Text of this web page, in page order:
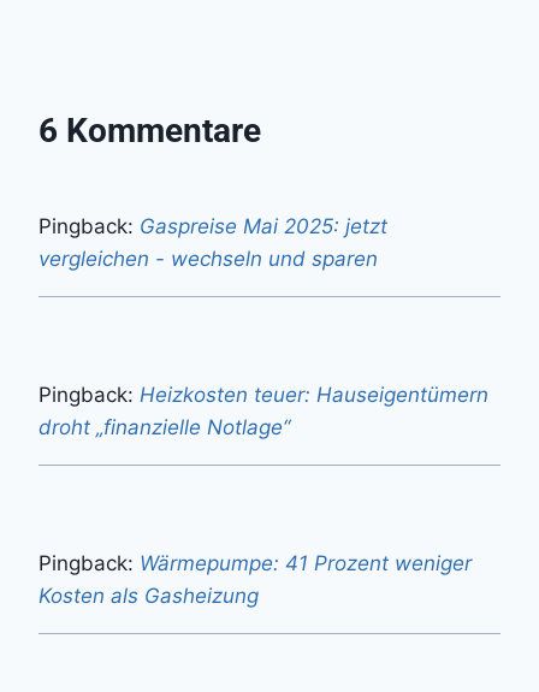
6 Kommentare
Pingback: Gaspreise Mai 2025: jetzt
vergleichen - wechseln und sparen
Pingback: Heizkosten teuer: Hauseigentümern
droht „finanzielle Notlage“
Pingback: Wärmepumpe: 41 Prozent weniger
Kosten als Gasheizung